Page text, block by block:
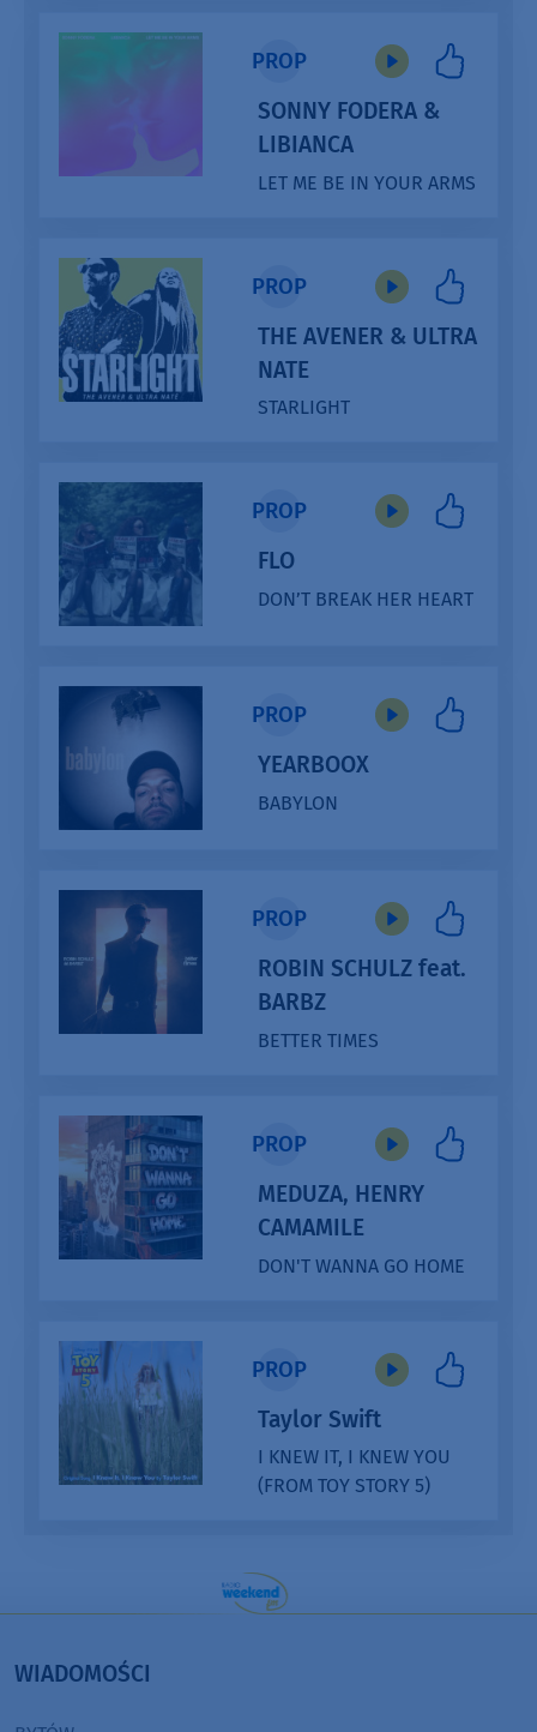
PROP
SONNY FODERA &
LIBIANCA
LET ME BE IN YOUR ARMS
PROP
THE AVENER & ULTRA
NATE
STARLIGHT
PROP
FLO
DON’T BREAK HER HEART
PROP
YEARBOOX
BABYLON
PROP
ROBIN SCHULZ feat.
BARBZ
BETTER TIMES
PROP
MEDUZA, HENRY
CAMAMILE
DON'T WANNA GO HOME
PROP
Taylor Swift
I KNEW IT, I KNEW YOU
(FROM TOY STORY 5)
WIADOMOŚCI